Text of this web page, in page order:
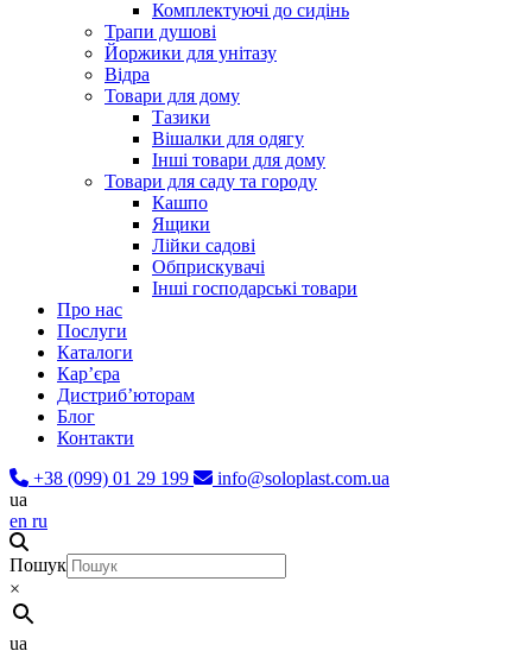
Комплектуючі до сидінь
Трапи душові
Йоржики для унітазу
Відра
Товари для дому
Тазики
Вішалки для одягу
Інші товари для дому
Товари для саду та городу
Кашпо
Ящики
Лійки садові
Обприскувачі
Інші господарські товари
Про нас
Послуги
Каталоги
Карʼєра
Дистриб’юторам
Блог
Контакти
+38 (099) 01 29 199
info@soloplast.com.ua
ua
en ru
Пошук
×
ua